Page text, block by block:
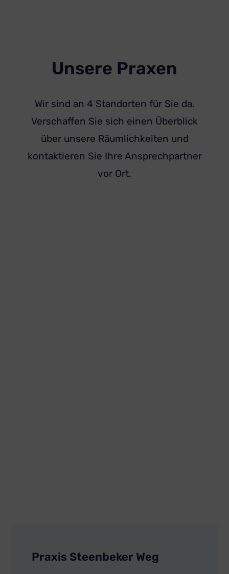
Unsere Praxen
Wir sind an 4 Standorten für Sie da.
Verschaffen Sie sich einen Überblick
über unsere Räumlichkeiten und
kontaktieren Sie Ihre Ansprechpartner
vor Ort.
Praxis Steenbeker Weg